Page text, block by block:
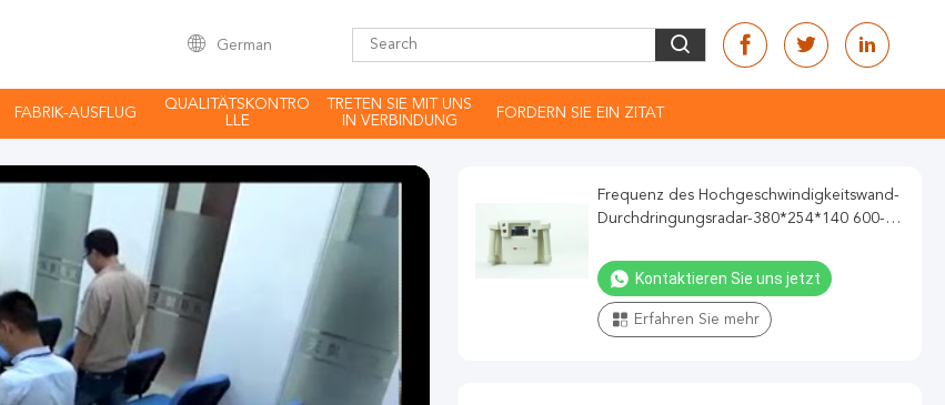
German
FABRIK-AUSFLUG
QUALITÄTSKONTRO
LLE
TRETEN SIE MIT UNS
IN VERBINDUNG
FORDERN SIE EIN ZITAT
Frequenz des Hochgeschwindigkeitswand-
Durchdringungsradar-380*254*140 600-
Kontaktieren Sie uns jetzt
Erfahren Sie mehr